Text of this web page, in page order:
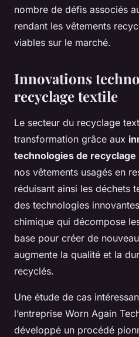
nombre de défis associés
rendant les vêtements
viables sur le marché.
Innovations
recyclage textile
Le secteur du recyclage
transformation grâce aux
technologies de recyclage
nos vêtements usagés en
réduisant ainsi les déchets
des technologies
chimique qui décompose
base pour créer de
augmente la qualité et la
recyclés.
Une étude de cas
l’entreprise Worn Again
développé un procédé